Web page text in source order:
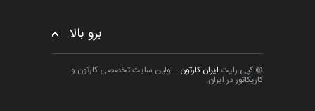
برو بالا
© کپی رایت ایران کارتون - اولین سایت تخصصی کارتون و
کاریکاتور در ایران.